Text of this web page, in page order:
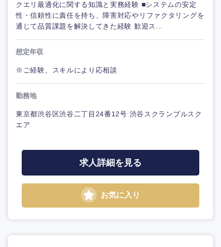
クエリ最適化に関する知識と実務経験 ■システムの安定
性・信頼性に責任を持ち、障害対応やリファクタリングを
通じて品質課題を解決してきた経験 歓迎ス...
想定年収
※ご経験、スキルにより応相談
勤務地
東京都渋谷区渋谷二丁目24番12号 渋谷スクランブルスク
エア
求人詳細を見る
お気に入り